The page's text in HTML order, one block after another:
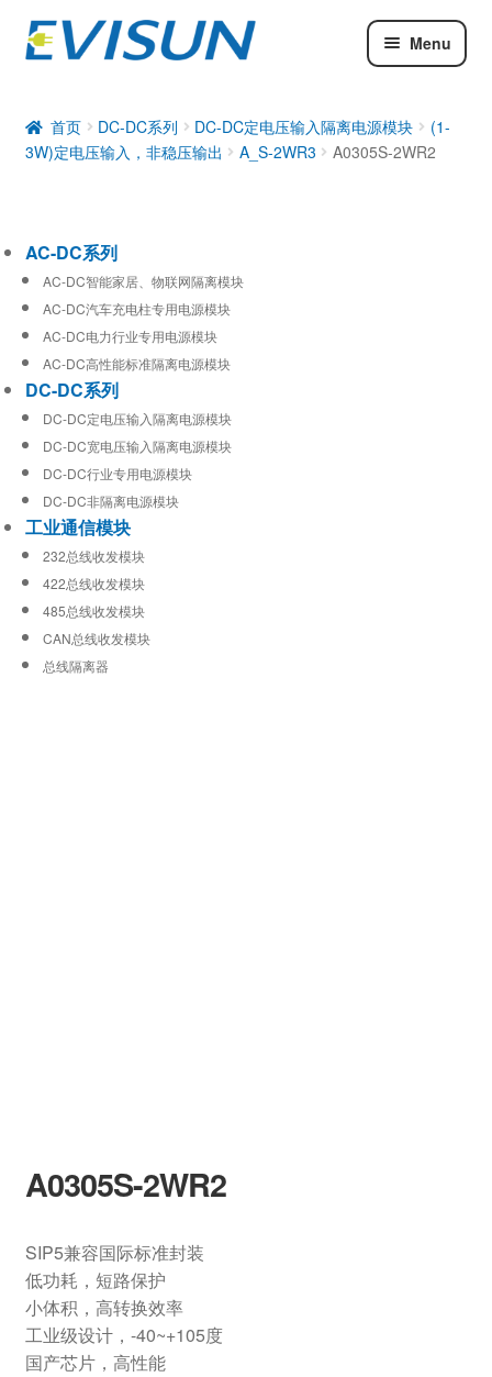
Menu
DC-DC系列
工业通信模块
首页 DC-DC系列 DC-DC定电压输入隔离电源模块
(1-
3W)定电压输入，非稳压输出
A_S-2WR3 A0305S-2WR2
A0305S-2WR2
SIP5兼容国际标准封装
低功耗，短路保护
小体积，高转换效率
工业级设计，-40~+105度
国产芯片，高性能
AC-DC系列
AC-DC智能家居、物联网隔离模块
AC-DC汽车充电柱专用电源模块
AC-DC电力行业专用电源模块
AC-DC高性能标准隔离电源模块
DC-DC系列
DC-DC定电压输入隔离电源模块
DC-DC宽电压输入隔离电源模块
DC-DC行业专用电源模块
DC-DC非隔离电源模块
工业通信模块
232总线收发模块
422总线收发模块
485总线收发模块
CAN总线收发模块
总线隔离器